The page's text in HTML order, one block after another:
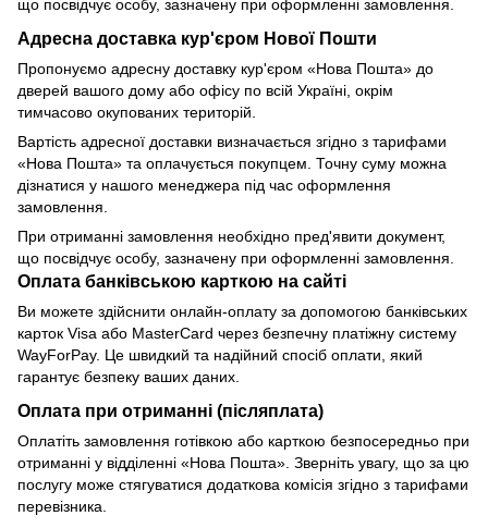
що посвідчує особу, зазначену при оформленні замовлення.
Адресна доставка кур'єром Нової Пошти
Пропонуємо адресну доставку кур'єром «Нова Пошта» до
дверей вашого дому або офісу по всій Україні, окрім
тимчасово окупованих територій.
Вартість адресної доставки визначається згідно з тарифами
«Нова Пошта» та оплачується покупцем. Точну суму можна
дізнатися у нашого менеджера під час оформлення
замовлення.
При отриманні замовлення необхідно пред'явити документ,
що посвідчує особу, зазначену при оформленні замовлення.
Оплата банківською карткою на сайті
Ви можете здійснити онлайн-оплату за допомогою банківських
карток Visa або MasterCard через безпечну платіжну систему
WayForPay. Це швидкий та надійний спосіб оплати, який
гарантує безпеку ваших даних.
Оплата при отриманні (післяплата)
Оплатіть замовлення готівкою або карткою безпосередньо при
отриманні у відділенні «Нова Пошта». Зверніть увагу, що за цю
послугу може стягуватися додаткова комісія згідно з тарифами
перевізника.